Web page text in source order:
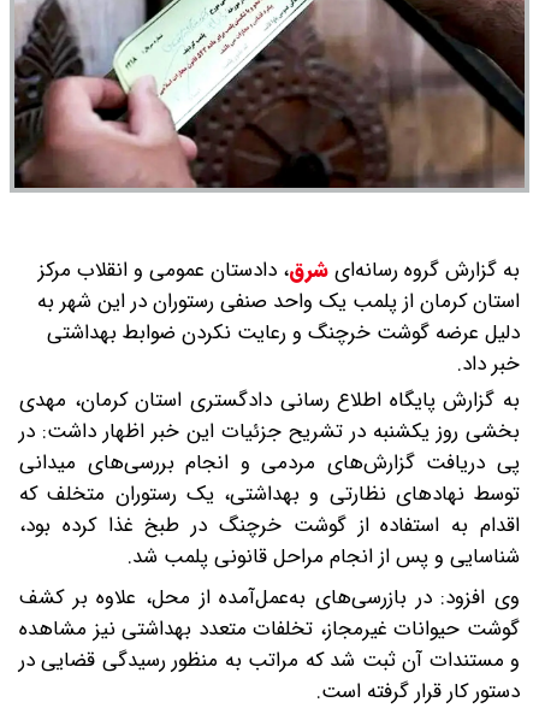
به گزارش گروه رسانه‌ایشرق، دادستان عمومی و انقلاب مرکز
استان کرمان از پلمب یک واحد صنفی رستوران در این شهر به
دلیل عرضه گوشت خرچنگ و رعایت نکردن ضوابط بهداشتی
خبر داد.
به گزارش پایگاه اطلاع رسانی دادگستری استان کرمان، مهدی
بخشی روز یکشنبه در تشریح جزئیات این خبر اظهار داشت: در
پی دریافت گزارش‌های مردمی و انجام بررسی‌های میدانی
توسط نهادهای نظارتی و بهداشتی، یک رستوران متخلف که
اقدام به استفاده از گوشت خرچنگ در طبخ غذا کرده بود،
شناسایی و پس از انجام مراحل قانونی پلمب شد.
وی افزود: در بازرسی‌های به‌عمل‌آمده از محل، علاوه بر کشف
گوشت حیوانات غیرمجاز، تخلفات متعدد بهداشتی نیز مشاهده
و مستندات آن ثبت شد که مراتب به منظور رسیدگی قضایی در
دستور کار قرار گرفته است.